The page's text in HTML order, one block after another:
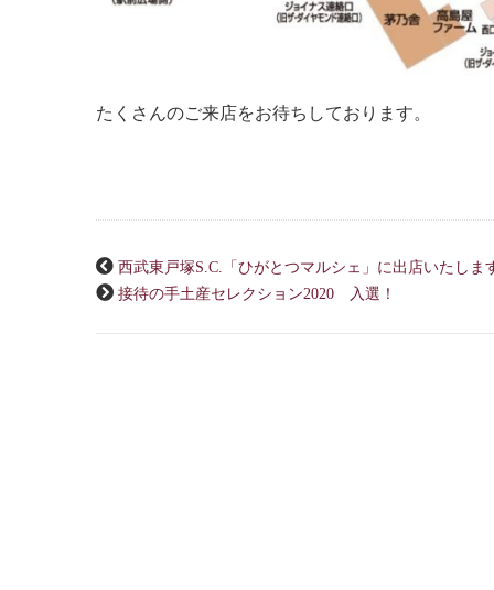
たくさんのご来店をお待ちしております。
西武東戸塚S.C.「ひがとつマルシェ」に出店いたしま
接待の手土産セレクション2020 入選！